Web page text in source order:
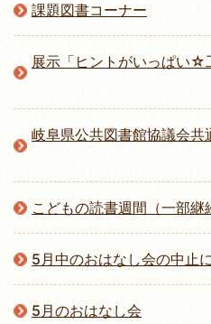
課題図書コーナー
展示「ヒントがいっぱい☆工
岐阜県公共図書館協議会共通
こどもの読書週間（一部継
5月中のおはなし会の中止
5月のおはなし会